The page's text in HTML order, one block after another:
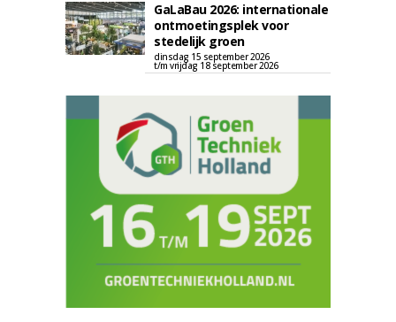
GaLaBau 2026: internationale
ontmoetingsplek voor
stedelijk groen
dinsdag 15 september 2026
t/m vrijdag 18 september 2026